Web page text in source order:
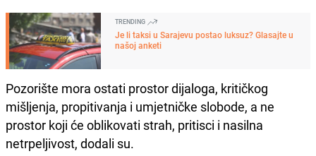
TRENDING
Je li taksi u Sarajevu postao luksuz? Glasajte u
našoj anketi
Pozorište mora ostati prostor dijaloga, kritičkog
mišljenja, propitivanja i umjetničke slobode, a ne
prostor koji će oblikovati strah, pritisci i nasilna
netrpeljivost, dodali su.